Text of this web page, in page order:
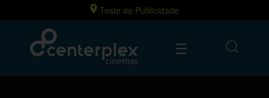
Teste de Publicidade
☰